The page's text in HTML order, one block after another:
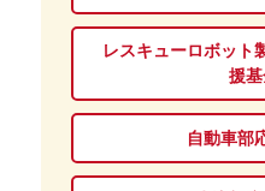
レスキューロボット
援
自動車部